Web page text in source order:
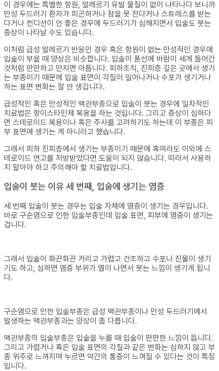
이 경우에는 특별한 항원, 알레르기 유발 물질이 없이 나타나다 보니까
만성 두드러기 환자가 피곤하거나 잠을 못 잔다거나 스트레스를 받는
다거나 컨디션이 안 좋은 경우에 두드러기가 심해지면서 입술도 붓는
증상이 나타날 수도 있습니다.
이처럼 급성 알레르기 반응인 경우 혹은 항원이 없는 만성적인 경우에
입술이 부을 때 양상은 비슷합니다. 입술이 풍선에 바람이 세게 들어간
것처럼 딴딴하고 만지면 아픕니다. 피하조직, 진피층 깊은 곳에서 생기
는 부종이기 때문에 입술 표면이 각질이 일어나거나 수포가 생기거나
하는 표면 변화는 잘 안 생깁니다.
급성적인 혹은 만성적인 맥관부종으로 입술이 붓는 경우에 일차적인
치료법은 항이스타민제 복용을 하는 것입니다. 그리고 증상이 심하다
면 스테로이드 복용이나 혹은 주사를 고려하기도 하는데 이 부종은 피
부 표면에 생기는 게 아니라고 했습니다.
그래서 피하 진피층에서 생기는 부종이기 때문에 혹여라도 이외에 스
테로이드 연고를 처방받았다면 도움이 되지 않습니다. 따라서 사용하
지 말아야 하고 주의해야 할 치료법입니다.
입술이 붓는 이유 세 번째, 입술에 생기는 염증
세 번째 입술이 붓는 경우는 입술 자체에 염증이 생기는 경우입니다.
바로 구순염으로 인한 입술부종인데 입술 표면, 피부에 염증이 생기는
겁니다.
그래서 입술이 화끈화끈 거리고 가렵고 건조하고 수포나 진물이 생기
기도 하고, 심하면 염증 부위가 열이 나면서 붓는 느낌이 생기게 됩니
다.
구순염으로 인한 입술부종은 급성 맥관부종이나 만성 두드러기에서
발생하는 맥관부종과는 양상이 좀 다릅니다.
맥관부종의 입술부종은 입술을 누를 때 입술이 딴딴한 느낌이 듭니다.
그리고 가렵거나 혹은 입술 표면의 각질과 같은 변화는 심하지 않고 부
종 위주로 느껴지며 누르면 약간의 통증이 느껴질 수 있다는 것이 특징
입니다.